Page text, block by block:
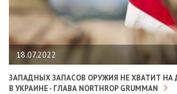
18.07.2022
ЗАПАДНЫХ ЗАПАСОВ ОРУЖИЯ НЕ ХВАТИТ
В УКРАИНЕ - ГЛАВА NORTHROP GRUMMAN